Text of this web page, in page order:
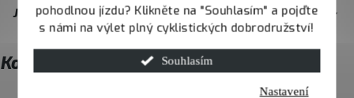
pohodlnou jízdu? Klikněte na "Souhlasím" a pojďte
s námi na výlet plný cyklistických dobrodružství!
Souhlasím
Nastavení
t
í
JOY.BIKE
Kontakt